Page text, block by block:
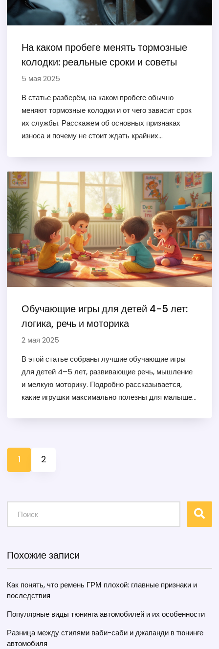
На каком пробеге менять тормозные
колодки: реальные сроки и советы
5 мая 2025
В статье разберём, на каком пробеге обычно
меняют тормозные колодки и от чего зависит срок
их службы. Расскажем об основных признаках
износа и почему не стоит ждать крайних
безопасности. Упомянем факторы, которые
быстрее всего 'убивают' колодки в российских
условиях. Простой, понятный, честный взгляд без
лишней теории.
Обучающие игры для детей 4-5 лет:
логика, речь и моторика
2 мая 2025
В этой статье собраны лучшие обучающие игры
для детей 4–5 лет, развивающие речь, мышление
и мелкую моторику. Подробно рассказывается,
какие игрушки максимально полезны для малышей
развития ребенка. Всё написано понятно и честно, с
учетом реального опыта. Приведены ссылки на
подробные обзоры и мнения специалистов.
1 2
Похожие записи
Как понять, что ремень ГРМ плохой: главные признаки и
последствия
Популярные виды тюнинга автомобилей и их особенности
Разница между стилями ваби-саби и джапанди в тюнинге
автомобиля